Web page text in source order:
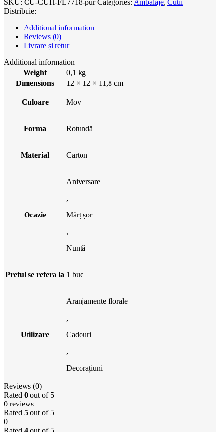
SKU: CU-CUH-FL7718-purCategories: Ambalaje, Cutii
Distribuie:
Additional information
Reviews (0)
Livrare și retur
Additional information
Weight
0,1 kg
Dimensions
12 × 12 × 11,8 cm
Culoare Mov
Forma Rotundă
Material Carton
Ocazie
Aniversare
,
Mărțișor
,
Nuntă
Pretul se refera la 1 buc
Utilizare
Aranjamente florale
,
Cadouri
,
Decorațiuni
Reviews (0)
Rated 0 out of 5
0 reviews
Rated 5 out of 5
0
Rated 4 out of 5